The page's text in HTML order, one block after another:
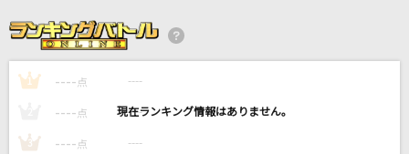
AIZO
King Gnu
いらない
サカナクション
1 ---- 点 ----
---- 点 ----
3 ---- 点 ----